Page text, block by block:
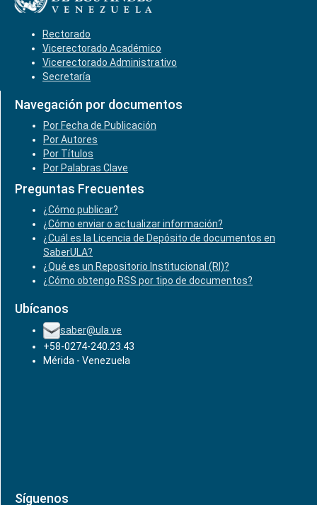
Rectorado
Vicerectorado Académico
Vicerectorado Administrativo
Secretaría
Navegación por documentos
Por Fecha de Publicación
Por Autores
Por Títulos
Por Palabras Clave
Preguntas Frecuentes
¿Cómo publicar?
¿Cómo enviar o actualizar información?
¿Cuál es la Licencia de Depósito de documentos en
SaberULA?
¿Qué es un Repositorio Institucional (RI)?
¿Cómo obtengo RSS por tipo de documentos?
Ubícanos
saber@ula.ve
+58-0274-240.23.43
Mérida - Venezuela
Síguenos